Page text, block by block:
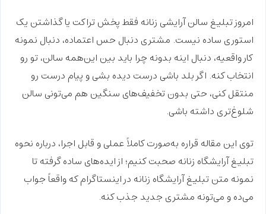
امروز تبلیغ سالن آرایشی زنانه فقطپخش تراکت یا گذاشتن یک
استوری ساده نیست. مشتری دنبال حس اعتماده، دنبال نمونه
کار واقعیه، دنبال اینه بدونه چرا باید بین این‌همه سالن، تو رو
انتخاب کنه. اگر بلد باشی درست دیده بشی و پیام درست رو
منتقل کنی، حتی بدونتخفیف‌های سنگین هم می‌تونی سالن
شلوغ‌تری داشته باشی.
توی این مقاله قراره به‌صورت کاملاً عملی و قابل اجرا، درباره نحوه
تبلیغ آرایشگاه زنانه صحبت کنیم؛ از ایده‌های ساده گرفته تا
نمونه متن تبلیغ آرایشگاه زنانه در اینستاگرامکه واقعاً جواب
می‌ده و می‌تونه مشتری جدید جذب کنه.